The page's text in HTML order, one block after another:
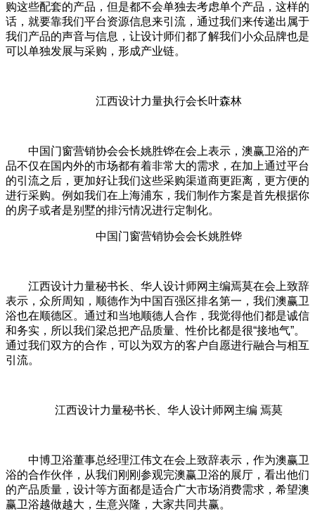
购这些配套的产品，但是都不会单独去考虑单个产品，这样的
话，就要靠我们平台资源信息来引流，通过我们来传递出属于
我们产品的声音与信息，让设计师们都了解我们小众品牌也是
可以单独发展与采购，形成产业链。
江西设计力量执行会长叶森林
中国门窗营销协会会长姚胜铧在会上表示，澳赢卫浴的产
品不仅在国内外的市场都有着非常大的需求，在加上通过平台
的引流之后，更加好让我们这些采购渠道商更距离，更方便的
进行采购。例如我们在上海浦东，我们制作方案是首先根据你
的房子或者是别墅的排污情况进行定制化。
中国门窗营销协会会长姚胜铧
江西设计力量秘书长、华人设计师网主编焉莫在会上致辞
表示，众所周知，顺德作为中国百强区排名第一，我们澳赢卫
浴也在顺德区。通过和当地顺德人合作，我觉得他们都是诚信
和务实，所以我们梁总把产品质量、性价比都是很“接地气”。
通过我们双方的合作，可以为双方的客户自愿进行融合与相互
引流。
江西设计力量秘书长、华人设计师网主编 焉莫
中博卫浴董事总经理江伟文在会上致辞表示，作为澳赢卫
浴的合作伙伴，从我们刚刚参观完澳赢卫浴的展厅，看出他们
的产品质量，设计等方面都是适合广大市场消费需求，希望澳
赢卫浴越做越大，生意兴隆，大家共同共赢。